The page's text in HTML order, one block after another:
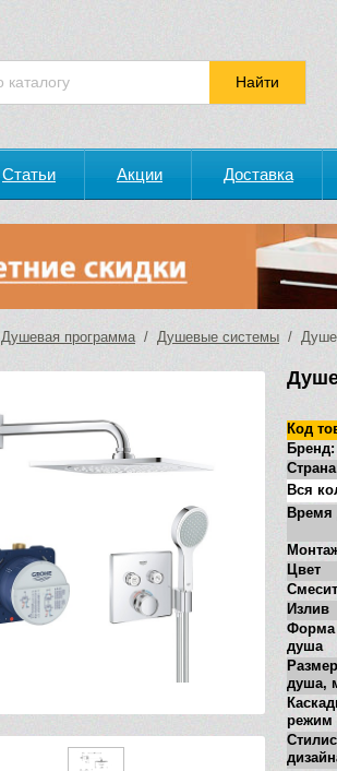
Статьи Акции Доставка
Душевая программа/ Душевые системы /
Код
Бренд:
Вся
Время
Цвет
Излив
душа
душа,
режим